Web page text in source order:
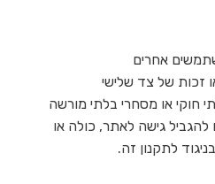
אחרים
זכות של צד שלישי
חוקי או מסחרי בלתי מורשה
להגביל גישה לאתר, כולה או
לתקנון זה.